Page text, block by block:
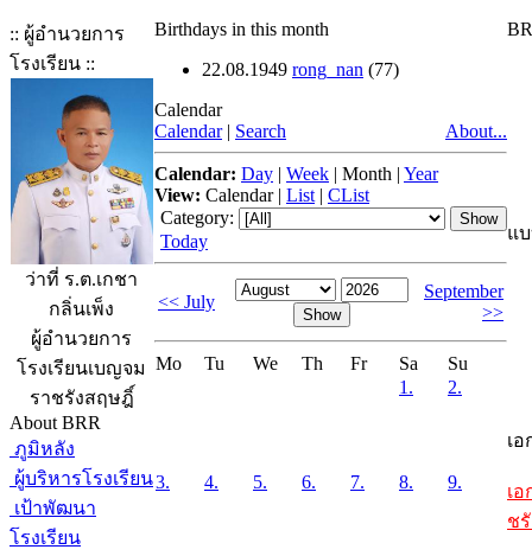
:: ผู้อำนวยการ
โรงเรียน ::
ว่าที่ ร.ต.เกชา
กลิ่นเพ็ง
ผู้อำนวยการ
โรงเรียนเบญจม
ราชรังสฤษฎิ์
About BRR
ภูมิหลัง
ผู้บริหารโรงเรียน
เป้าพัฒนา
โรงเรียน
Birthdays in this month
22.08.1949 rong_nan (77)
Calendar
Calendar | Search About...
Calendar: Day | Week | Month | Year
View: Calendar| List | CList
Category:
Today
<< July
September
>>
Mo Tu We Th Fr Sa
Su
1.
2.
3. 4. 5. 6. 7. 8. 9.
แ
เ
เ
ช